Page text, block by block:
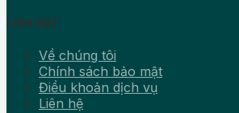
Liên kết
Về chúng tôi
Chính sách bảo mật
Điều khoản dịch vụ
Liên hệ